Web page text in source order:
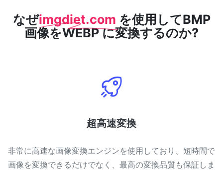
なぜimgdiet.com を使用してBMP
画像をWEBP に変換するのか?
超高速変換
非常に高速な画像変換エンジンを使用しており、短時間で
画像を変換できるだけでなく、最高の変換品質も保証しま